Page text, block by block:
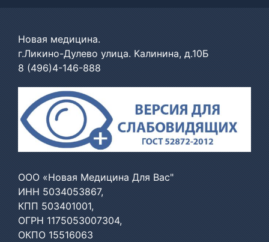
Новая медицина.
г.Ликино-Дулево улица. Калинина, д.10Б
8 (496)4-146-888
ООО «Новая Медицина Для Вас"
ИНН 5034053867,
КПП 503401001,
ОГРН 1175053007304,
ОКПО 15516063